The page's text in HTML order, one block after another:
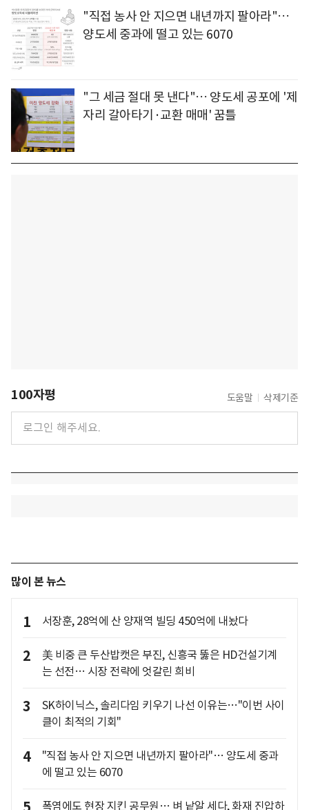
"직접 농사 안 지으면 내년까지 팔아라"…
양도세 중과에 떨고 있는 6070
"그 세금 절대 못 낸다"… 양도세 공포에 '제
자리 갈아타기·교환 매매' 꿈틀
100자평 도움말 삭제기준
많이 본 뉴스
1 서장훈, 28억에 산 양재역 빌딩 450억에 내놨다
2
美 비중 큰 두산밥캣은 부진, 신흥국 뚫은 HD건설기계
는 선전… 시장 전략에 엇갈린 희비
3
SK하이닉스, 솔리다임 키우기 나선 이유는…"이번 사이
클이 최적의 기회"
4
"직접 농사 안 지으면 내년까지 팔아라"… 양도세 중과
에 떨고 있는 6070
폭염에도 현장 지킨 공무원… 벼 낱알 세다, 화재 진압하